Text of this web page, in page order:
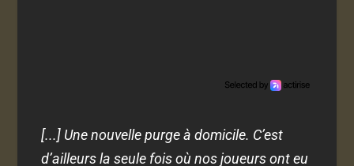
[...] Une nouvelle purge à domicile. C’est
d’ailleurs la seule fois où nos joueurs ont eu